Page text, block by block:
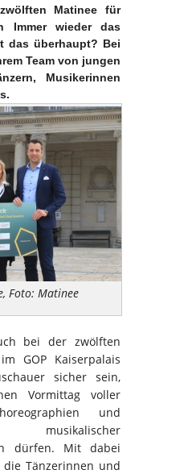
Matinee für
Immer wieder das
das überhaupt? Bei
Team von jungen
Musikerinnen
Foto: Matinee
bei der zwölften
GOP Kaiserpalais
sicher sein,
Vormittag voller
und
musikalischer
dürfen. Mit dabei
Tänzerinnen und